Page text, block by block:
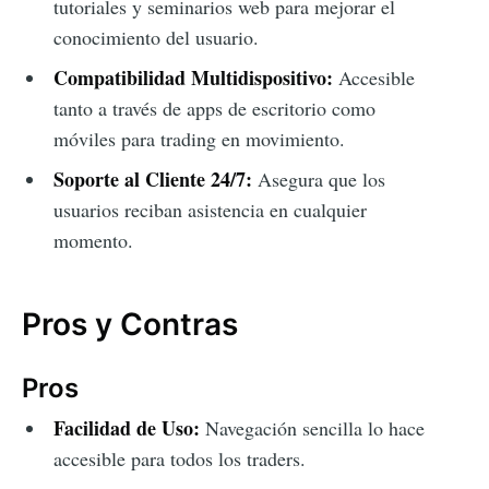
tutoriales y seminarios web para mejorar el
conocimiento del usuario.
Compatibilidad Multidispositivo: Accesible
tanto a través de apps de escritorio como
móviles para trading en movimiento.
Soporte al Cliente 24/7: Asegura que los
usuarios reciban asistencia en cualquier
momento.
Pros y Contras
Pros
Facilidad de Uso: Navegación sencilla lo hace
accesible para todos los traders.